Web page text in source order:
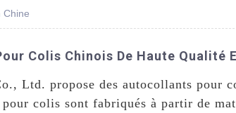
Chine
Colis Chinois De Haute Qualité
Ltd. propose des autocollants pour
colis sont fabriqués à partir de